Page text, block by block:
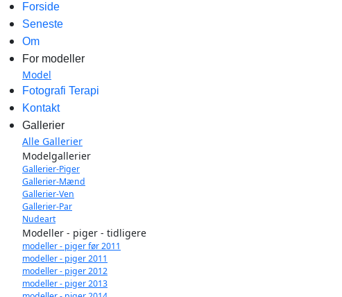
Forside
Seneste
Om
For modeller
Model
Fotografi Terapi
Kontakt
Gallerier
Alle Gallerier
Modelgallerier
Gallerier-Piger
Gallerier-Mænd
Gallerier-Ven
Gallerier-Par
Nudeart
Modeller - piger - tidligere
modeller - piger før 2011
modeller - piger 2011
modeller - piger 2012
modeller - piger 2013